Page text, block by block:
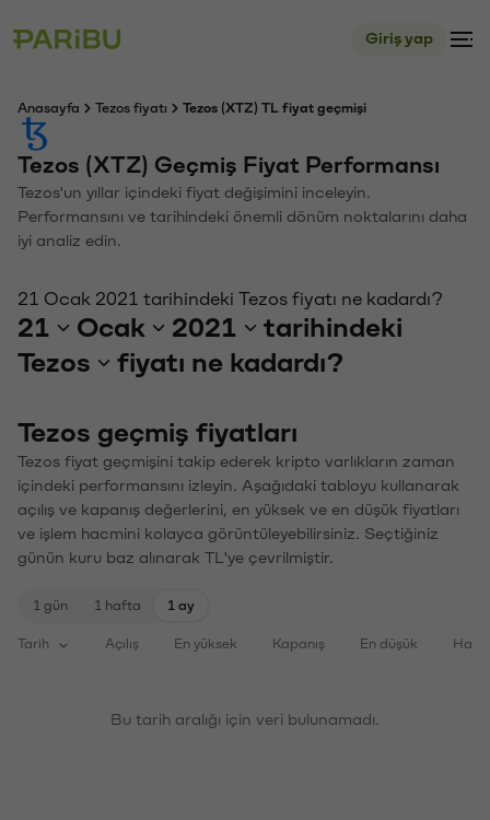
Giriş yap
Anasayfa Tezos fiyatı Tezos (XTZ) TL fiyat geçmişi
Tezos (XTZ) Geçmiş Fiyat Performansı
Tezos'un yıllar içindeki fiyat değişimini inceleyin.
Performansını ve tarihindeki önemli dönüm noktalarını daha
iyi analiz edin.
21 Ocak 2021 tarihindeki Tezos fiyatı ne kadardı?
21 Ocak 2021
tarihindeki
Tezos
fiyatı ne kadardı?
Tezos geçmiş fiyatları
Tezos fiyat geçmişini takip ederek kripto varlıkların zaman
içindeki performansını izleyin. Aşağıdaki tabloyu kullanarak
açılış ve kapanış değerlerini, en yüksek ve en düşük fiyatları
ve işlem hacmini kolayca görüntüleyebilirsiniz. Seçtiğiniz
günün kuru baz alınarak TL'ye çevrilmiştir.
1 gün 1 hafta 1 ay
Tarih Açılış En yüksek Kapanış En düşük
Bu tarih aralığı için veri bulunamadı.